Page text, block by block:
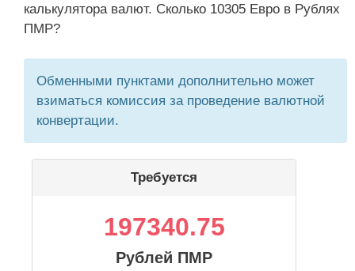
калькулятора валют. Сколько 10305 Евро в Рублях
ПМР?
Обменными пунктами дополнительно может
взиматься комиссия за проведение валютной
конвертации.
Требуется
197340.75
Рублей ПМР